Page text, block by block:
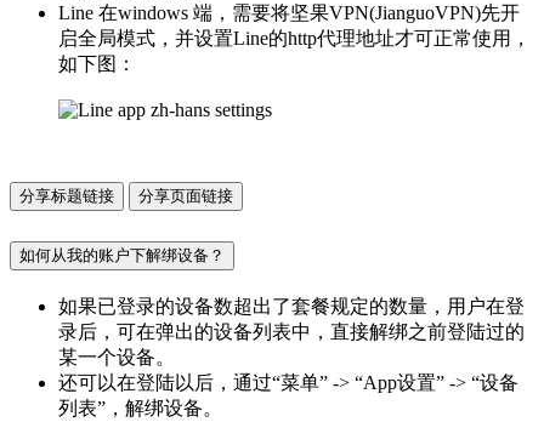
Line 在windows 端，需要将坚果VPN(JianguoVPN)先开
启全局模式，并设置Line的http代理地址才可正常使用，
如下图：
分享标题链接 分享页面链接
如何从我的账户下解绑设备？
如果已登录的设备数超出了套餐规定的数量，用户在登
录后，可在弹出的设备列表中，直接解绑之前登陆过的
某一个设备。
还可以在登陆以后，通过“菜单” -> “App设置” -> “设备
列表”，解绑设备。